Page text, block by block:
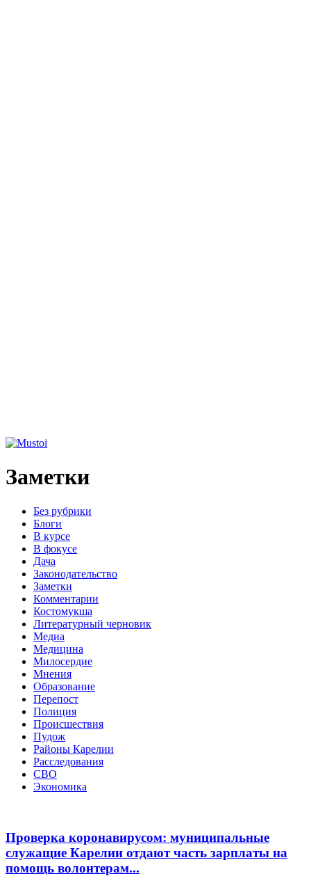
Заметки
Без рубрики
Блоги
В курсе
В фокусе
Дача
Законодательство
Заметки
Комментарии
Костомукша
Литературный черновик
Медиа
Медицина
Милосердие
Мнения
Образование
Перепост
Полиция
Происшествия
Пудож
Районы Карелии
Расследования
СВО
Экономика
Проверка коронавирусом: муниципальные
служащие Карелии отдают часть зарплаты на
помощь волонтерам...